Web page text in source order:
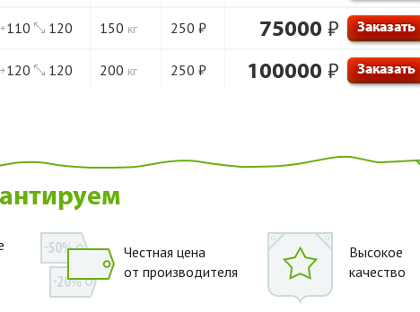
110 120 150 кг 250 ₽ 75000 ₽ Заказать
120 120 200 кг 250 ₽ 100000 ₽ Заказать
Честная цена
от производителя
Высокое
качество